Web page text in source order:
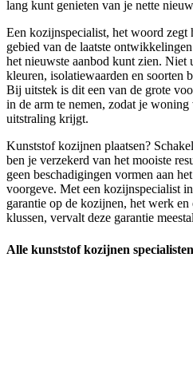
lang kunt genieten van je nette
Een kozijnspecialist, het woord zegt
gebied van de laatste
het nieuwste aanbod kunt zien. Niet
kleuren, isolatiewaarden en soorten
Bij uitstek is dit een van de grote
in de arm te nemen, zodat je
uitstraling krijgt.
Kunststof kozijnen plaatsen?
ben je verzekerd van het mooiste
geen beschadigingen vormen aan
voorgeve. Met een kozijnspecialist
garantie op de kozijnen, het werk
klussen, vervalt deze garantie
Alle kunststof kozijnen